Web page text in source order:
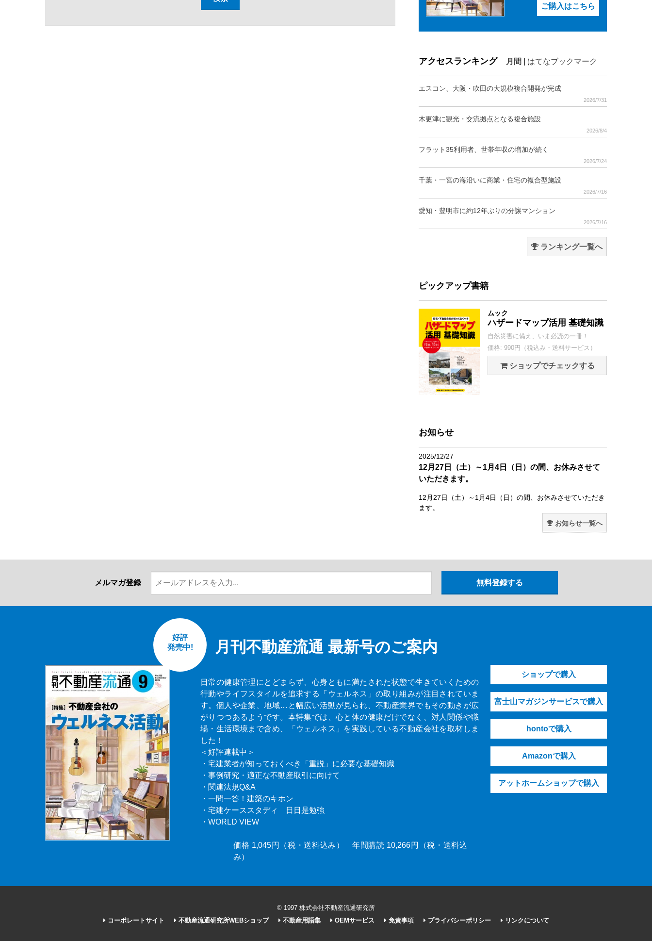
ご購入はこちら
アクセスランキング 月間 はてなブックマーク
エスコン、大阪・吹田の大規模複合開発が完成
2026/7/31
木更津に観光・交流拠点となる複合施設
2026/8/4
フラット35利用者、世帯年収の増加が続く
2026/7/24
千葉・一宮の海沿いに商業・住宅の複合型施設
2026/7/16
愛知・豊明市に約12年ぶりの分譲マンション
2026/7/16
ランキング一覧へ
ピックアップ書籍
ムック
ハザードマップ活用 基礎知識
自然災害に備え、いま必読の一冊！
価格: 990円（税込み・送料サービス）
ショップでチェックする
お知らせ
2025/12/27
12月27日（土）～1月4日（日）の間、お休みさせて
いただきます。
12月27日（土）～1月4日（日）の間、お休みさせていただき
ます。
お知らせ一覧へ
メルマガ登録
月刊不動産流通 最新号のご案内
好評
発売中!
日常の健康管理にとどまらず、心身ともに満たされた状態で生きていくための
行動やライフスタイルを追求する「ウェルネス」の取り組みが注目されていま
す。個人や企業、地域…と幅広い活動が見られ、不動産業界でもその動きが広
がりつつあるようです。本特集では、心と体の健康だけでなく、対人関係や職
場・生活環境まで含め、「ウェルネス」を実践している不動産会社を取材しま
した！
＜好評連載中＞
・宅建業者が知っておくべき「重説」に必要な基礎知識
・事例研究・適正な不動産取引に向けて
・関連法規Q&A
・一問一答！建築のキホン
・宅建ケーススタディ 日日是勉強
・WORLD VIEW
価格 1,045円（税・送料込み） 年間購読 10,266円（税・送料込
み）
ショップで購入
富士山マガジンサービスで購入
hontoで購入
Amazonで購入
アットホームショップで購入
© 1997 株式会社不動産流通研究所
コーポレートサイト
不動産流通研究所WEBショップ 不動産用語集 OEMサービス 免責事項 プライバシーポリシー リンクについて